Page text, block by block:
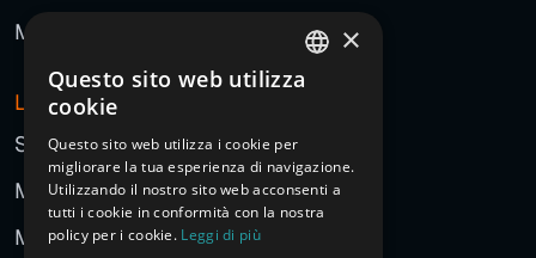
Marketing
L'AGENZIA
Storia
Manifesto
Metodo
ITALIAN
FRENCH
GERMAN
SPANISH
×
Questo sito web utilizza
cookie
Questo sito web utilizza i cookie per
migliorare la tua esperienza di navigazione.
Utilizzando il nostro sito web acconsenti a
tutti i cookie in conformità con la nostra
policy per i cookie. Leggi di più